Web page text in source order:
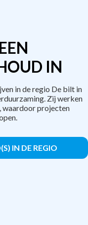
IN
in de regio De bilt in
Zij werken
waardoor projecten
IN DE REGIO